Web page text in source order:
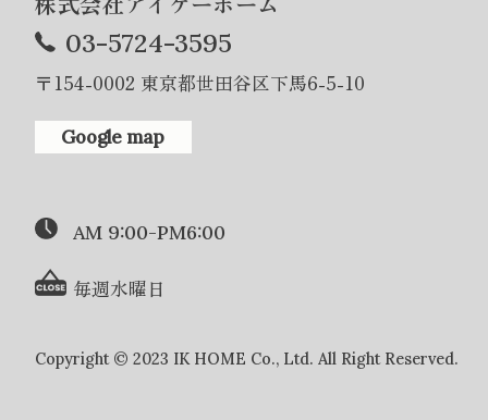
03-5724-3595
〒154-0002 東京都世田谷区下馬6-5-10
Google map
AM 9:00-PM6:00
毎週水曜日
Copyright © 2023 IK HOME Co., Ltd. All Right Reserved.